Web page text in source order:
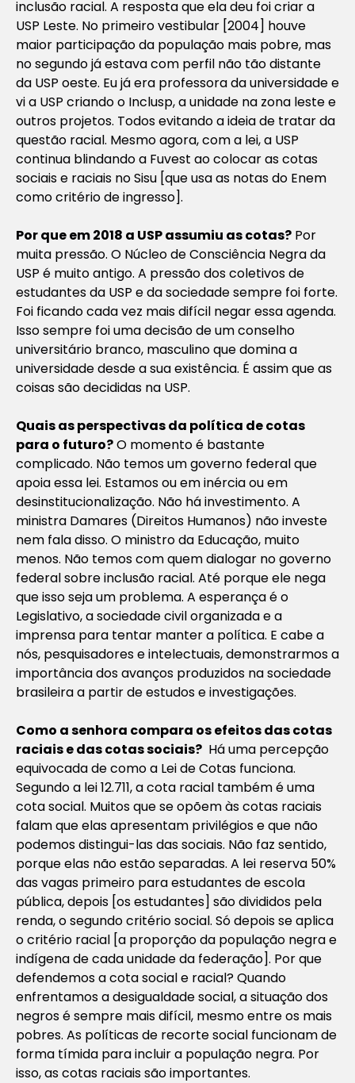
inclusão racial. A resposta que ela deu foi criar a
USP Leste. No primeiro vestibular [2004] houve
maior participação da população mais pobre, mas
no segundo já estava com perfil não tão distante
da USP oeste. Eu já era professora da universidade e
vi a USP criando o Inclusp, a unidade na zona leste e
outros projetos. Todos evitando a ideia de tratar da
questão racial. Mesmo agora, com a lei, a USP
continua blindando a Fuvest ao colocar as cotas
sociais e raciais no Sisu [que usa as notas do Enem
como critério de ingresso].
Por que em 2018 a USP assumiu ascotas? Por
muita pressão. O Núcleo de Consciência Negra da
USP é muito antigo. A pressão dos coletivos de
estudantes da USP e da sociedade sempre foi forte.
Foi ficando cada vez mais difícil negar essa agenda.
Isso sempre foi uma decisão de um conselho
universitário branco, masculino que domina a
universidade desde a sua existência. É assim que as
coisas são decididas na USP.
Quais as perspectivas da política de cotas
para o futuro?O momento é bastante
complicado. Não temos um governo federal que
apoia essa lei. Estamos ou em inércia ou em
desinstitucionalização. Não há investimento. A
ministra Damares (Direitos Humanos) não investe
nem fala disso. O ministro da Educação, muito
menos. Não temos com quem dialogar no governo
federal sobre inclusão racial. Até porque ele nega
que isso seja um problema. A esperança é o
Legislativo, a sociedade civil organizada e a
imprensa para tentar manter a política. E cabe a
nós, pesquisadores e intelectuais, demonstrarmos a
importância dos avanços produzidos na sociedade
brasileira a partir de estudos e investigações.
Como a senhora compara os efeitos das cotas
raciais e das cotassociais? Há uma percepção
equivocada de como a Lei de Cotas funciona.
Segundo a lei 12.711, a cota racial também é uma
cota social. Muitos que se opõem às cotas raciais
falam que elas apresentam privilégios e que não
podemos distingui-las das sociais. Não faz sentido,
porque elas não estão separadas. A lei reserva 50%
das vagas primeiro para estudantes de escola
pública, depois [os estudantes] são divididos pela
renda, o segundo critério social. Só depois se aplica
o critério racial [a proporção da população negra e
indígena de cada unidade da federação]. Por que
defendemos a cota social e racial? Quando
enfrentamos a desigualdade social, a situação dos
negros é sempre mais difícil, mesmo entre os mais
pobres. As políticas de recorte social funcionam de
forma tímida para incluir a população negra. Por
isso, as cotas raciais são importantes.